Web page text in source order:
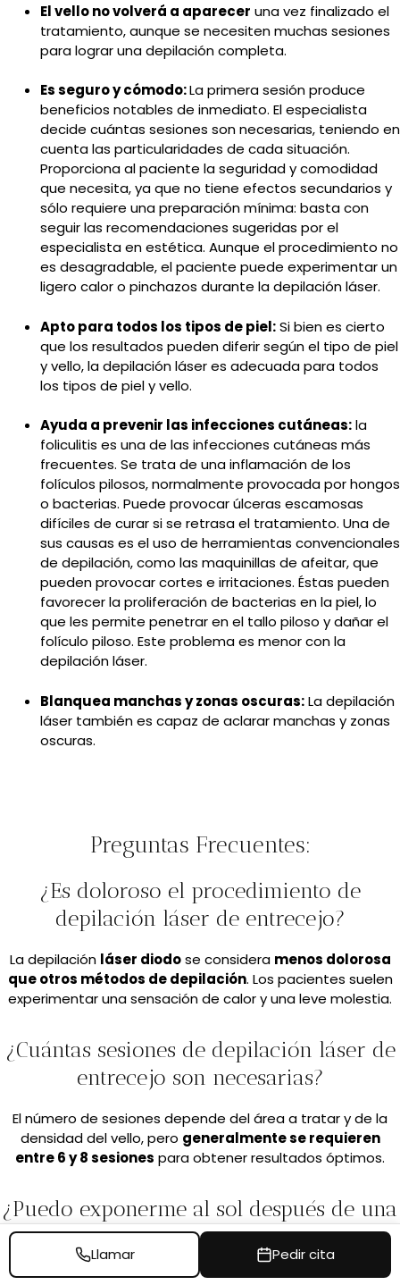
El vello no volverá a aparecer una vez finalizado el
tratamiento, aunque se necesiten muchas sesiones
para lograr una depilación completa.
Es seguro y cómodo:La primera sesión produce
beneficios notables de inmediato. El especialista
decide cuántas sesiones son necesarias, teniendo en
cuenta las particularidades de cada situación.
Proporciona al paciente la seguridad y comodidad
que necesita, ya que no tiene efectos secundarios y
sólo requiere una preparación mínima: basta con
seguir las recomendaciones sugeridas por el
especialista en estética. Aunque el procedimiento no
es desagradable, el paciente puede experimentar un
ligero calor o pinchazos durante la depilación láser.
Apto para todos los tipos de piel:Si bien es cierto
que los resultados pueden diferir según el tipo de piel
y vello, la depilación láser es adecuada para todos
los tipos de piel y vello.
Ayuda a prevenir las infecciones cutáneas:la
foliculitis es una de las infecciones cutáneas más
frecuentes. Se trata de una inflamación de los
folículos pilosos, normalmente provocada por hongos
o bacterias. Puede provocar úlceras escamosas
difíciles de curar si se retrasa el tratamiento. Una de
sus causas es el uso de herramientas convencionales
de depilación, como las maquinillas de afeitar, que
pueden provocar cortes e irritaciones. Éstas pueden
favorecer la proliferación de bacterias en la piel, lo
que les permite penetrar en el tallo piloso y dañar el
folículo piloso. Este problema es menor con la
depilación láser.
Blanquea manchas y zonas oscuras:La depilación
láser también es capaz de aclarar manchas y zonas
oscuras.
Preguntas Frecuentes:
¿Es doloroso el procedimiento de
depilación láser de entrecejo?
La depilación láser diodose considera menos dolorosa
que otros métodos de depilación. Los pacientes suelen
experimentar una sensación de calor y una leve molestia.
¿Cuántas sesiones de depilación láser de
entrecejo son necesarias?
El número de sesiones depende del área a tratar y de la
densidad del vello, pero generalmente se requieren
entre 6 y 8 sesiones para obtener resultados óptimos.
¿Puedo exponerme al sol después de una
sesión de depilación láser de entrecejo?
Se aconseja evitar la exposición directa al sol y
protector solaren el área tratada durante al menos un
Llamar Pedir cita